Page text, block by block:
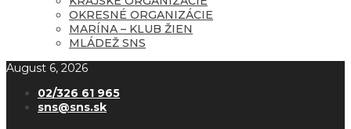
OKRESNÉ ORGANIZÁCIE
MARÍNA – KLUB ŽIEN
MLÁDEŽ SNS
August 6, 2026
02/326 61 965
sns@sns.sk